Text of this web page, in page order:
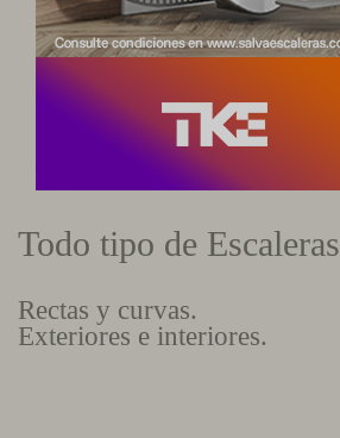
Todo tipo de Escaleras
Rectas y curvas.
Exteriores e interiores.